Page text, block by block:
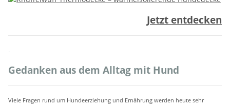
Jetzt entdecken
Gedanken aus dem Alltag mit Hund
Viele Fragen rund um Hundeerziehung und Ernährung werden heute sehr